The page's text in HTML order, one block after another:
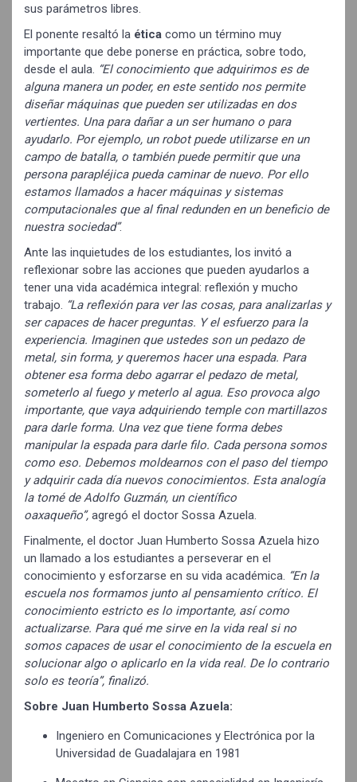
sus parámetros libres.
El ponente resaltó la ética como un término muy
importante que debe ponerse en práctica, sobre todo,
desde el aula.
“El conocimiento que adquirimos es de
alguna manera un poder, en este sentido nos permite
diseñar máquinas que pueden ser utilizadas en dos
vertientes. Una para dañar a un ser humano o para
ayudarlo. Por ejemplo, un robot puede utilizarse en un
campo de batalla, o también puede permitir que una
persona parapléjica pueda caminar de nuevo. Por ello
estamos llamados a hacer máquinas y sistemas
computacionales que al final redunden en un beneficio de
nuestra sociedad”.
Ante las inquietudes de los estudiantes, los invitó a
reflexionar sobre las acciones que pueden ayudarlos a
tener una vida académica integral: reflexión y mucho
trabajo.
“La reflexión para ver las cosas, para analizarlas y
ser capaces de hacer preguntas. Y el esfuerzo para la
experiencia. Imaginen que ustedes son un pedazo de
metal, sin forma, y queremos hacer una espada. Para
obtener esa forma debo agarrar el pedazo de metal,
someterlo al fuego y meterlo al agua. Eso provoca algo
importante, que vaya adquiriendo temple con martillazos
para darle forma. Una vez que tiene forma debes
manipular la espada para darle filo. Cada persona somos
como eso. Debemos moldearnos con el paso del tiempo
y adquirir cada día nuevos conocimientos. Esta analogía
la tomé de Adolfo Guzmán, un científico
oaxaqueño”, agregó el doctor Sossa Azuela.
Finalmente, el doctor Juan Humberto Sossa Azuela hizo
un llamado a los estudiantes a perseverar en el
conocimiento y esforzarse en su vida académica.
“En la
escuela nos formamos junto al pensamiento crítico. El
conocimiento estricto es lo importante, así como
actualizarse. Para qué me sirve en la vida real si no
somos capaces de usar el conocimiento de la escuela en
solucionar algo o aplicarlo en la vida real. De lo contrario
solo es teoría”, finalizó.
Sobre Juan Humberto Sossa Azuela:
Ingeniero en Comunicaciones y Electrónica por la
Universidad de Guadalajara en 1981